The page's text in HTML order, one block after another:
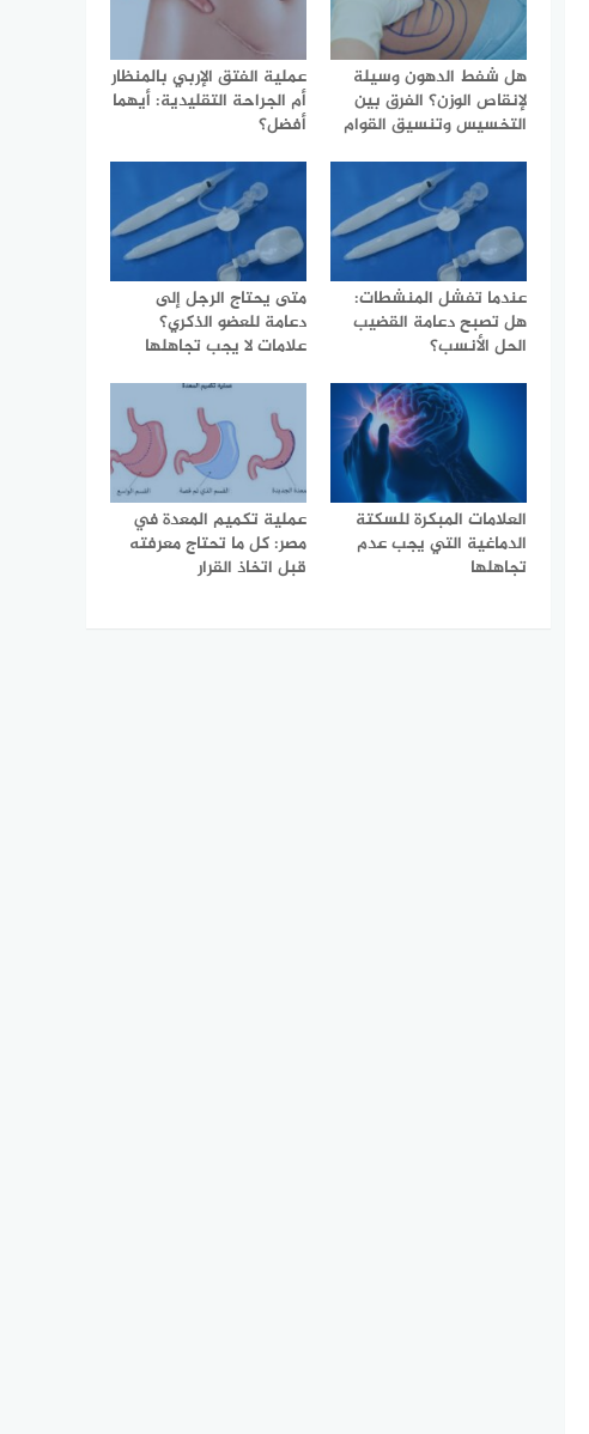
هل شفط الدهون وسيلة
لإنقاص الوزن؟ الفرق بين
التخسيس وتنسيق القوام
عملية الفتق الإربي بالمنظار
أم الجراحة التقليدية: أيهما
أفضل؟
عندما تفشل المنشطات:
هل تصبح دعامة القضيب
الحل الأنسب؟
متى يحتاج الرجل إلى
دعامة للعضو الذكري؟
علامات لا يجب تجاهلها
العلامات المبكرة للسكتة
الدماغية التي يجب عدم
تجاهلها
عملية تكميم المعدة في
مصر: كل ما تحتاج معرفته
قبل اتخاذ القرار